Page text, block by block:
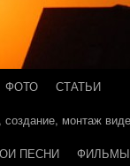
ФОТО
СТАТЬИ
создание, монтаж
ПЕСНИ ФИЛЬМЫ